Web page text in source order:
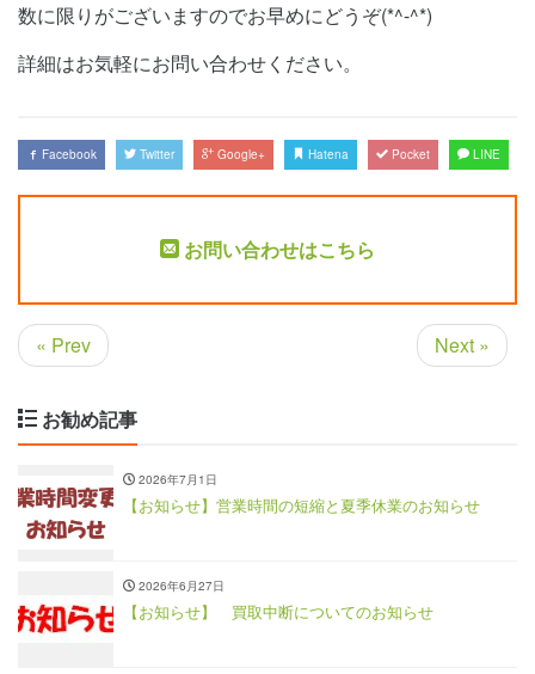
数に限りがございますのでお早めにどうぞ(*^-^*)
詳細はお気軽にお問い合わせください。
Facebook Twitter Google+ Hatena Pocket LINE
お問い合わせはこちら
« Prev Next »
お勧め記事
2026年7月1日
【お知らせ】営業時間の短縮と夏季休業のお知らせ
2026年6月27日
【お知らせ】 買取中断についてのお知らせ